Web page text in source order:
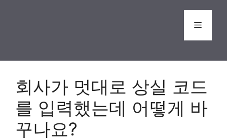
Menu
회사가 멋대로 상실 코드
를 입력했는데 어떻게 바
꾸나요?